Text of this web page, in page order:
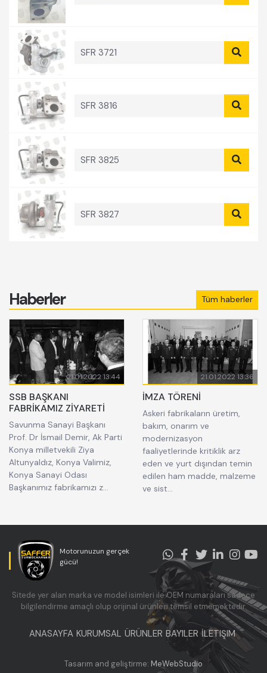
SFR 3721
SFR 3816
SFR 3825
SFR 3827
Haberler Tüm haberler
21.01.2022 13:44
SSB BAŞKANI
FABRİKAMIZ ZİYARETİ
Savunma Sanayi Başkanı
Prof. Dr İsmail Demir, Ak Parti
Konya milletvekili Ziya
Altunyaldız, Konya Valimiz,
Konya Sanayi Odası
Başkanımız fabrikamızı z...
21.01.2022 13:36
İMZA TÖRENİ
Askeri fabrikaların üretim,
bakım, onarım ve
modernizasyon
faaliyetlerinde kritiklik arz
eden ve yurt dışından temin
edilen ham madde, malzeme
ve sist...
Motorunuzun gerçek
gücü!
Sitede yer alan marka ve model isimleri ile OEM numaraları sadece
bilgilendirme amaçlı olup orijinal ürünleri temsil etmemektedir.
ANASAYFA KURUMSAL ÜRÜNLER BAYILER İLETIŞIM
Tasarım and geliştirme: MeWebStudio